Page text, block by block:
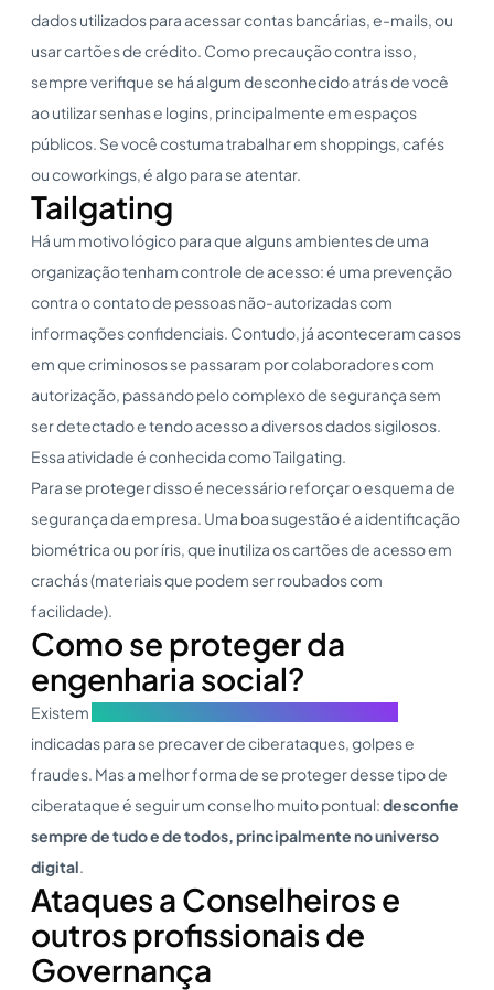
dados utilizados para acessar contas bancárias, e-mails, ou
usar cartões de crédito. Como precaução contra isso,
sempre verifique se há algum desconhecido atrás de você
ao utilizar senhas e logins, principalmente em espaços
públicos. Se você costuma trabalhar em shoppings, cafés
ou coworkings, é algo para se atentar.
Tailgating
Há um motivo lógico para que alguns ambientes de uma
organização tenham controle de acesso: é uma prevenção
contra o contato de pessoas não-autorizadas com
informações confidenciais. Contudo, já aconteceram casos
em que criminosos se passaram por colaboradores com
autorização, passando pelo complexo de segurança sem
ser detectado e tendo acesso a diversos dados sigilosos.
Essa atividade é conhecida como Tailgating.
Para se proteger disso é necessário reforçar o esquema de
segurança da empresa. Uma boa sugestão é a identificação
biométrica ou por íris, que inutiliza os cartões de acesso em
crachás (materiais que podem ser roubados com
facilidade).
Como se proteger da
engenharia social?
Existem
indicadas para se precaver de ciberataques, golpes e
fraudes. Mas a melhor forma de se proteger desse tipo de
ciberataque é seguir um conselho muito pontual:desconfie
sempre de tudo e de todos, principalmente no universo
digital.
Ataques a Conselheiros e
outros profissionais de
Governança